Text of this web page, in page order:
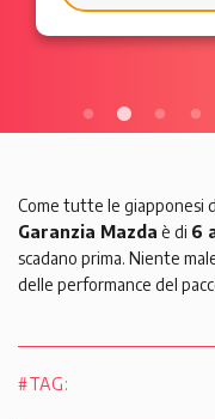
Come tutte le giapponesi
Garanzia Mazda è di 6
scadano prima. Niente
delle performance del
#TAG: